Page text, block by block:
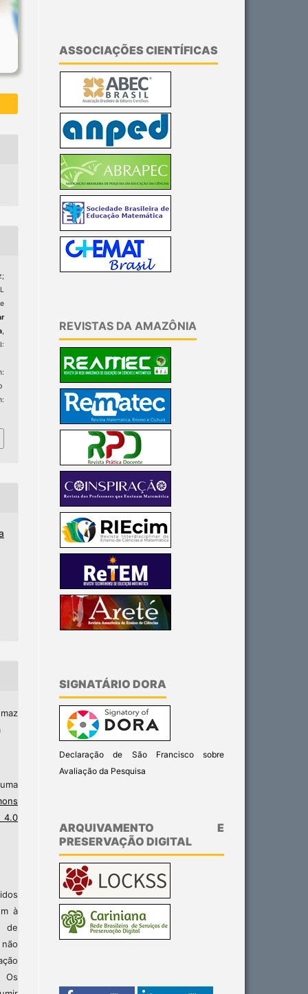
,
à
de
Os
ASSOCIAÇÕES CIENTÍFICAS
REVISTAS DA AMAZÔNIA
SIGNATÁRIO DORA
Declaração de São Francisco sobre
Avaliação da Pesquisa
ARQUIVAMENTO E
PRESERVAÇÃO DIGITAL